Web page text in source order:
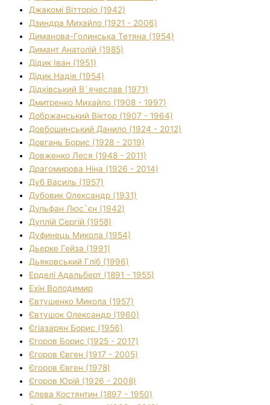
Джакомі Вітторіо (1942)
Дзиндра Михайло (1921 - 2006)
Диманова-Голинська Тетяна (1954)
Димант Анатолій (1985)
Дідик Іван (1951)
Дідик Надія (1954)
Дідківський В`ячеслав (1971)
Дмитренко Михайло (1908 - 1997)
Добржанський Віктор (1907 - 1964)
Довбошинський Данило (1924 - 2012)
Довгань Борис (1928 - 2019)
Довженко Леся (1948 - 2011)
Драгомирова Ніна (1926 - 2014)
Дуб Василь (1957)
Дубовик Олександр (1931)
Дульфан Люс`єн (1942)
Дуплій Сергій (1958)
Дуфинець Микола (1954)
Дьерке Гейза (1991)
Дьяковський Гліб (1996)
Ерделі Адальберт (1891 - 1955)
Ехін Володимир
Євтушенко Микола (1957)
Євтушок Олександр (1960)
Єгіазарян Борис (1956)
Єгоров Борис (1925 - 2017)
Єгоров Євген (1917 - 2005)
Єгоров Євген (1978)
Єгоров Юрій (1926 - 2008)
Єлева Костянтин (1897 - 1950)